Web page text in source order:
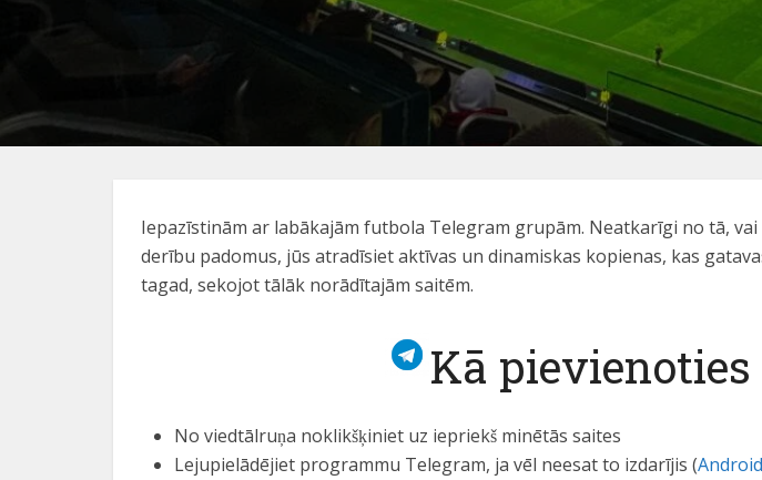
Iepazīstinām ar labākajām futbola Telegram grupām. Neatkarīgi no tā,
derību padomus, jūs atradīsiet aktīvas un dinamiskas kopienas, kas
tagad, sekojot tālāk norādītajām saitēm.
Kā
No viedtālruņa noklikšķiniet uz iepriekš minētās saites
Lejupielādējiet programmu Telegram, ja vēl neesat to izdarījis (Android